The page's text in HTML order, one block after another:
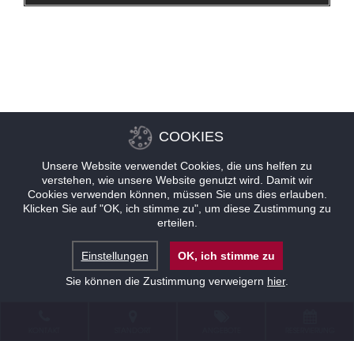
COOKIES
Unsere Website verwendet Cookies, die uns helfen zu
verstehen, wie unsere Website genutzt wird. Damit wir
Cookies verwenden können, müssen Sie uns dies erlauben.
Klicken Sie auf "OK, ich stimme zu", um diese Zustimmung zu
erteilen.
Einstellungen
OK, ich stimme zu
Sie können die Zustimmung verweigern hier.